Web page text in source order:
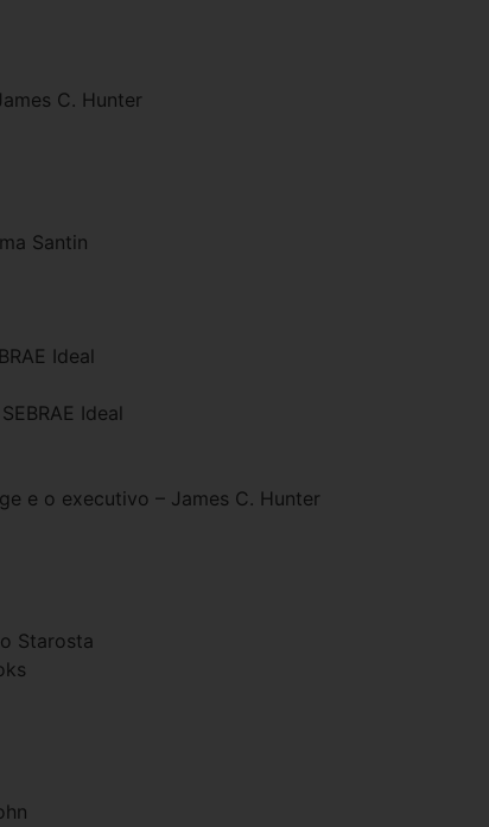
C. Hunter
Santin
Ideal
Ideal
e o executivo – James C. Hunter
Starosta